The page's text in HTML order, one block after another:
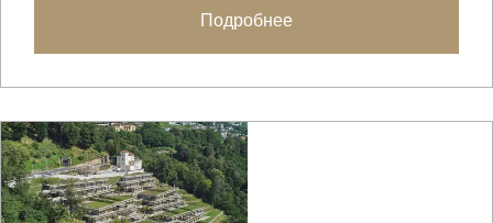
Подробнее